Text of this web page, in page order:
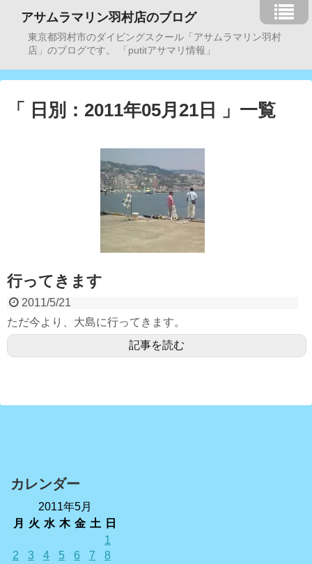
アサムラマリン羽村店のブログ
東京都羽村市のダイビングスクール「アサムラマリン羽村
店」のブログです。 「putitアサマリ情報」
「 日別：2011年05月21日 」一覧
行ってきます
2011/5/21
ただ今より、大島に行ってきます。
記事を読む
カレンダー
2011年5月
月
火 水 木 金 土 日
1
2
3 4 5 6 7
8